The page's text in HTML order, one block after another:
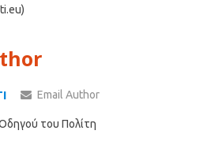
Email Author
του Πολίτη